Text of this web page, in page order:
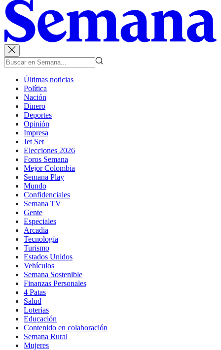
Últimas noticias
Política
Nación
Dinero
Deportes
Opinión
Impresa
Jet Set
Elecciones 2026
Foros Semana
Mejor Colombia
Semana Play
Mundo
Confidenciales
Semana TV
Gente
Especiales
Arcadia
Tecnología
Turismo
Estados Unidos
Vehículos
Semana Sostenible
Finanzas Personales
4 Patas
Salud
Loterías
Educación
Contenido en colaboración
Semana Rural
Mujeres